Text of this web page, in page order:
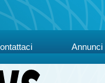
Annunci